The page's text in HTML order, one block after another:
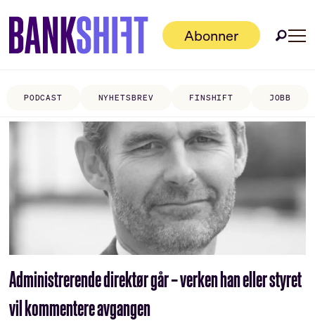
Abonner
PODCAST NYHETSBREV FINSHIFT JOBB
Tag:
johan
linn
Administrerende direktør går – verken han eller styret
vil kommentere avgangen